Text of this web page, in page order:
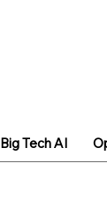
Big Tech AI